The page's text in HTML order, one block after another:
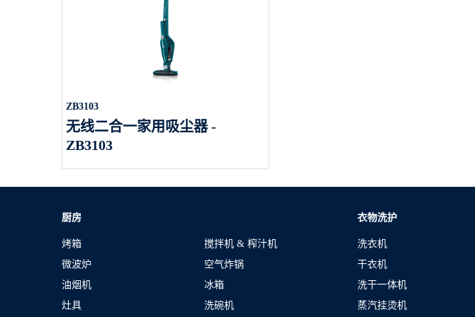
ZB3103
无线二合一家用吸尘器 -
ZB3103
厨房
烤箱
微波炉
油烟机
灶具
搅拌机 & 榨汁机
空气炸锅
冰箱
洗碗机
衣物洗护
洗衣机
干衣机
洗干一体机
蒸汽挂烫机